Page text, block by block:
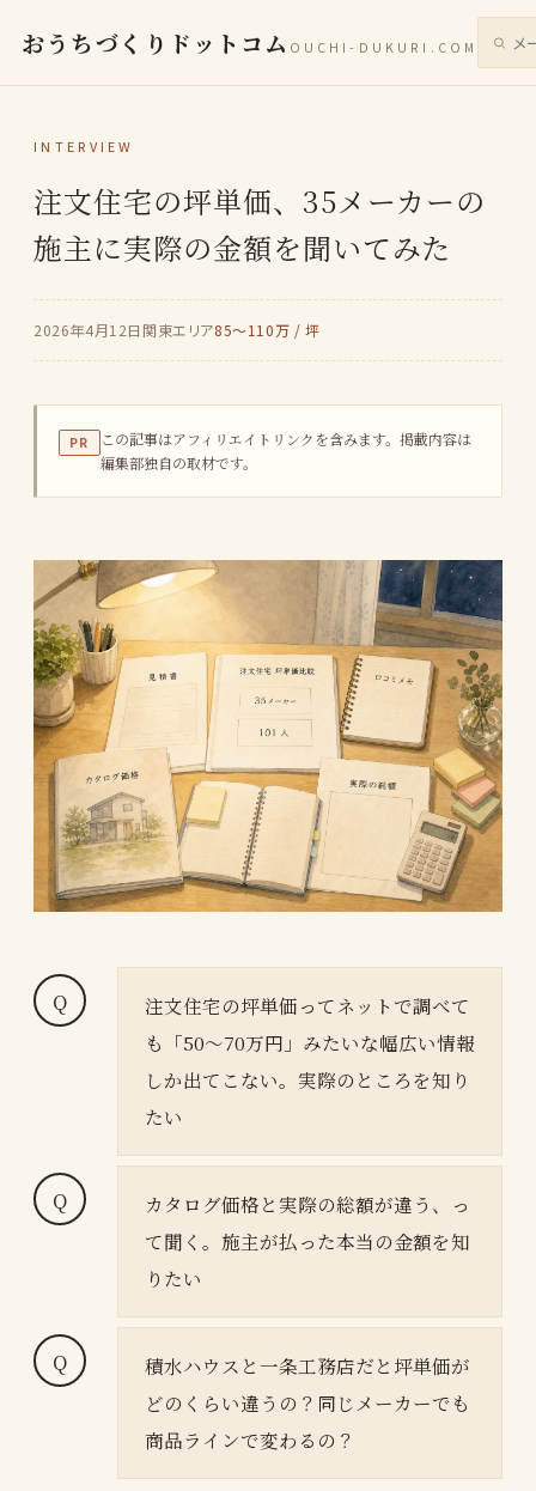
おうちづくりドットコム OUCHI-DUKURI.COM サイ
INTERVIEW
注文住宅の坪単価、35メーカーの
施主に実際の金額を聞いてみた
2026年4月12日 関東エリア85〜110万 / 坪
PR
この記事はアフィリエイトリンクを含みます。掲載内容は
編集部独自の取材です。
注文住宅の坪単価ってネットで調べて
も「50〜70万円」みたいな幅広い情報
しか出てこない。実際のところを知り
たい
カタログ価格と実際の総額が違う、っ
て聞く。施主が払った本当の金額を知
りたい
積水ハウスと一条工務店だと坪単価が
どのくらい違うの？同じメーカーでも
商品ラインで変わるの？